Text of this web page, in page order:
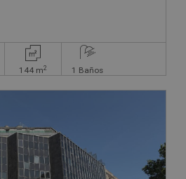
144 m2 1 Baños